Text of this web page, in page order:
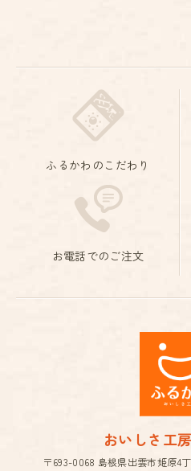
ふるかわのこだわり
お電話でのご注文
おいしさ工
〒693-0068 島根県出雲市姫原4